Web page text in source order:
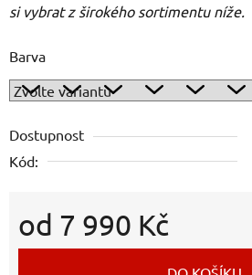
si vybrat z širokého sortimentu níže.
Barva
Dostupnost
Kód:
od 7 990 Kč
Měrná cena: